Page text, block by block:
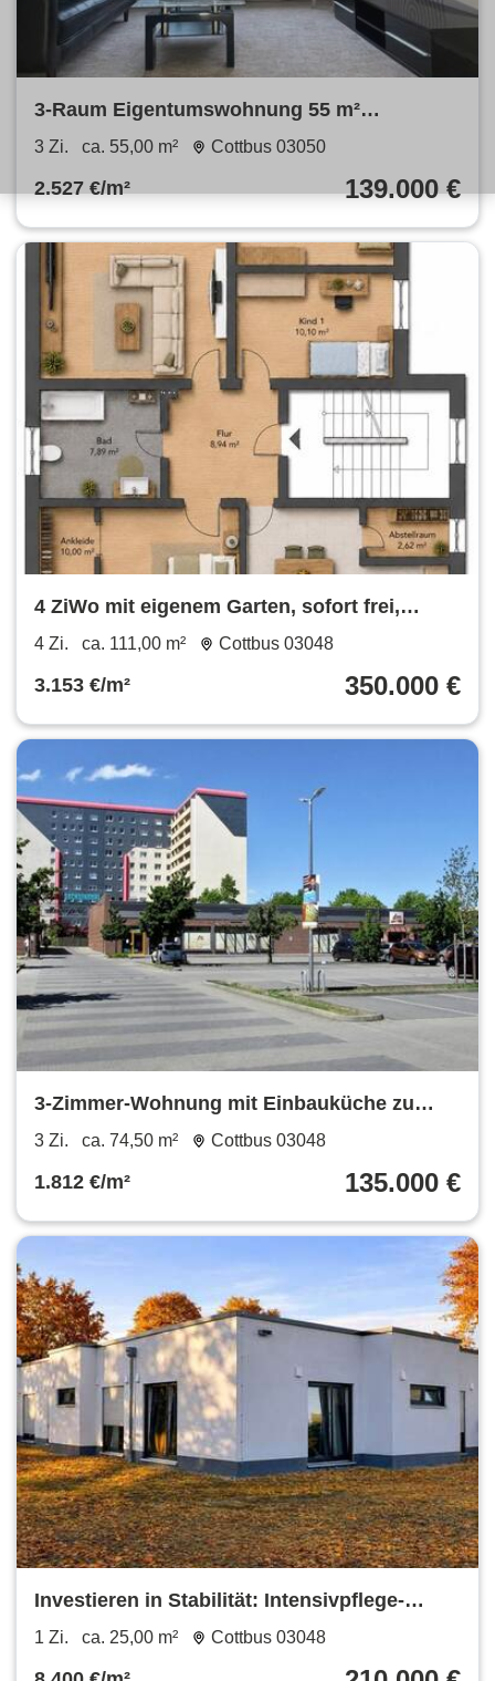
3-Raum Eigentumswohnung 55 m²
Spremberger Vorstadt
3 Zi. ca. 55,00 m² Cottbus 03050
2.527 €/m² 139.000 €
4 ZiWo mit eigenem Garten, sofort frei,
Provisionsfrei
4 Zi. ca. 111,00 m² Cottbus 03048
3.153 €/m² 350.000 €
3-Zimmer-Wohnung mit Einbauküche zu
verkaufen
3 Zi. ca. 74,50 m² Cottbus 03048
1.812 €/m² 135.000 €
Investieren in Stabilität: Intensivpflege-
Apartment in Cottbus mit 5,5%
1 Zi. ca. 25,00 m² Cottbus 03048